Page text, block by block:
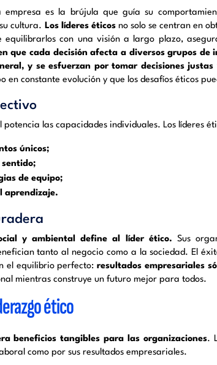
empresa es la brújula que guía su
cultura. Los líderes éticos no solo se centran en
equilibrarlos con una visión a largo plazo,
que cada decisión afecta a diversos grupos de
y se esfuerzan por tomar decisiones
en constante evolución y que los desafíos éticos
potencia las capacidades individuales. Los líderes
únicos;
sentido;
de equipo;
aprendizaje.
y ambiental define al líder ético. Sus
tanto al negocio como a la sociedad. El
el equilibrio perfecto: resultados empresariales
mientras construye un futuro mejor para todos.
ético
beneficios tangibles para las organizaciones.
como por sus resultados empresariales.